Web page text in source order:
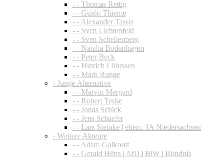
- - Thomas Rettig
- - Guido Thieme
- - Alexander Tassis
- - Sven Lichtenfeld
- - Sven Schellenberg
- - Natalia Bodenhagen
- - Peter Beck
- - Hinrich Lührssen
- - Mark Runge
- Junge Alternative
- - Marvin Mergard
- - Robert Teske
- - Jonas Schick
- - Jens Schaefer
- - Lars Steinke | ehem. JA Niedersachsen
- Weitere Akteure
- - Adam Golkontt
- - Gerald Höns | AfD | BiW | Bündnis